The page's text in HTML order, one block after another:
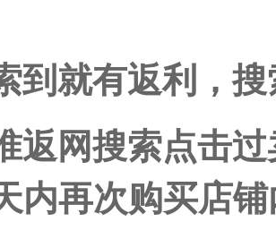
到就有返利，
返网搜索点击
内再次购买店